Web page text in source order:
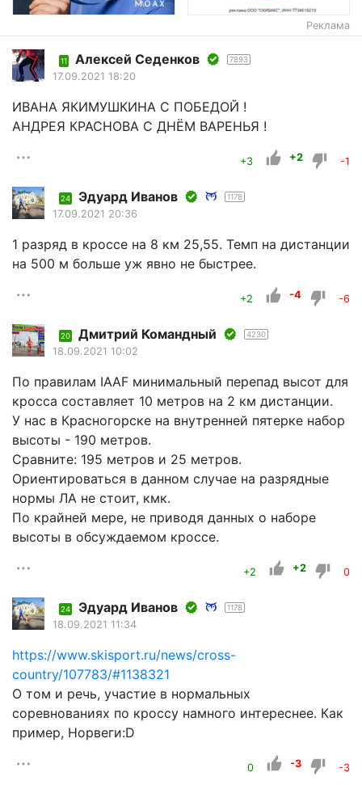
Реклама
11 Алексей Седенков 7893
17.09.2021 18:20
ИВАНА ЯКИМУШКИНА С ПОБЕДОЙ !
АНДРЕЯ КРАСНОВА С ДНЁМ ВАРЕНЬЯ !
+3 +2 -1
24 Эдуард Иванов 1178
17.09.2021 20:36
1 разряд в кроссе на 8 км 25,55. Темп на дистанции
на 500 м больше уж явно не быстрее.
+2 -4 -6
20 Дмитрий Командный 4230
18.09.2021 10:02
По правилам IAAF минимальный перепад высот для
кросса составляет 10 метров на 2 км дистанции.
У нас в Красногорске на внутренней пятерке набор
высоты - 190 метров.
Сравните: 195 метров и 25 метров.
Ориентироваться в данном случае на разрядные
нормы ЛА не стоит, кмк.
По крайней мере, не приводя данных о наборе
высоты в обсуждаемом кроссе.
+2 +2 0
24 Эдуард Иванов 1178
18.09.2021 11:34
https://www.skisport.ru/news/cross-
country/107783/#1138321
О том и речь, участие в нормальных
соревнованиях по кроссу намного интереснее. Как
пример, Норвеги:D
0 -3 -3